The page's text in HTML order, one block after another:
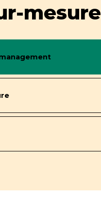
mesure